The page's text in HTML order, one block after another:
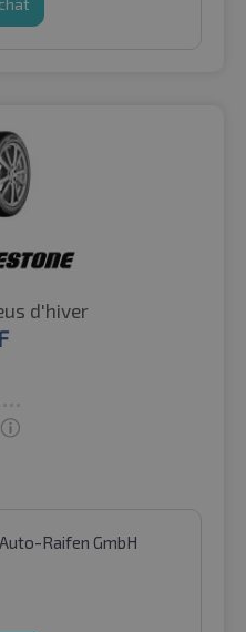
d'hiver
Raifen GmbH